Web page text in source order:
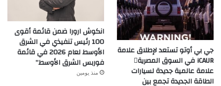
جي بي أوتو تستعد لإطلاق علامة
iCAUR في السوق المصرية
علامة عالمية جديدة لسيارات
الطاقة الجديدة تجمع بين
انكوش ارورا ضمن قائمة أقوى
100 رئيس تنفيذي في الشرق
الأوسط لعام 2026 في قائمة
فوربس الشرق الأوسط”
منذ يومين